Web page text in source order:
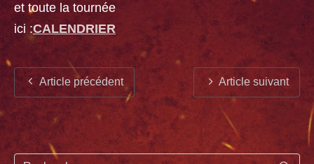
et toute la tournée
ici :CALENDRIER
Article précédent Article suivant